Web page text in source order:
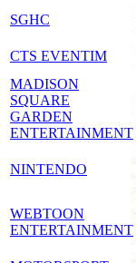
SGHC
CTS EVENTIM
MADISON
SQUARE
GARDEN
ENTERTAINMENT
NINTENDO
WEBTOON
ENTERTAINMENT